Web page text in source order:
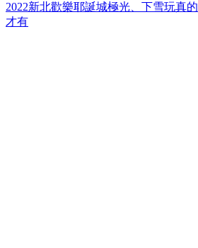
2022新北歡樂耶誕城極光、下雪玩真
才有